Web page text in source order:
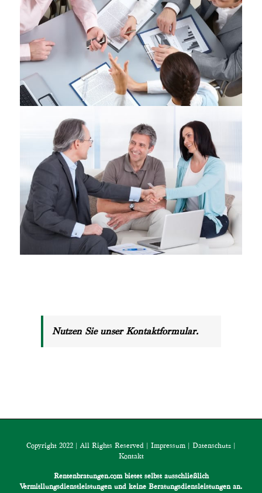
Nutzen Sie unser Kontaktformular.
Copyright 2022 | All Rights Reserved | Impressum | Datenschutz |
Kontakt
Rentenbratungen.com bietet selbst ausschließlich
Vermitllungsdienstleistungen und keine Beratungsdiensleistungen an.